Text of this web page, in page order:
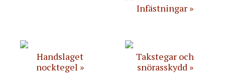
Infästningar
Handslaget
nocktegel
Takstegar och
snörasskydd